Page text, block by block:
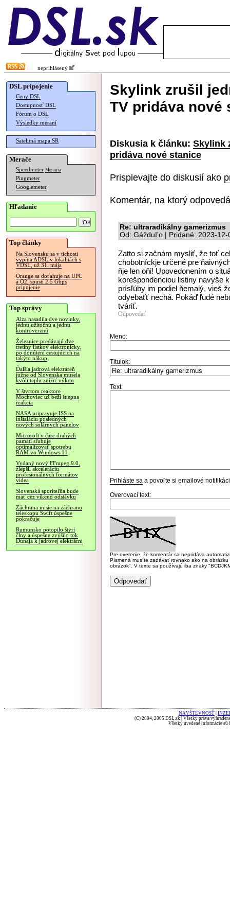
neprihlásený
DSL pripojenie
Ceny DSL
Dostupnosť DSL
Fórum o DSL
Výsledky meraní
Satelitná mapa SR
Merače
Speedmeter Merania
Pingmeter
Googlemeter
Hľadanie
Top články
Na Slovensku sa v tichosti
vypína ADSL v lokalitách s
VDSL, už 31. mája
Orange sa doťahuje na UPC
a O2, spustí 2.5 Gbps
pripojenie
Top správy
Alza nasadila dve novinky,
jednu užitočnú a jednu
kontroverznú
Železnice predávajú dve
tretiny lístkov elektronicky,
po donútení cestujúcich na
takýto nákup
Ďalšia jadrová elektráreň
južne od Slovenska musela
kvôli teplu znížiť výkon
V štvrtom reaktore
Mochoviec už beží štiepna
reakcia
NASA pripravuje ISS na
inštaláciu posledných
nových solárnych panelov
Microsoft v čase drahých
pamätí sľubuje
optimalizovať spotrebu
RAM vo Windows 11
Vydaný nový FFmpeg 9.0,
zlepšil akceleráciu
profesionálnych formátov
videa
Slovenská sporiteľňa bude
mať cez víkend odstávku
Záchrana misie na záchranu
teleskopu Swift úspešne
pokračuje
Rumunsko potopilo štyri
člny a úspešne zvýšilo tok
Dunaja k jadrovej elektrárni
Skylink zrušil
TV pridáva nové
Diskusia k článku: Skylink
pridáva nové stanice
Prispievajte do diskusií ako
Komentár, na ktorý
Re: ultraradikálny gamerizmus
Od: GážduI'o | Pridané: 2023-12-
Zatto si začnám mysliť, že toť
chobotníckje určené pre
ňje len oňi! Upovedonením o
korešpondenciou listiny navyše
prísľúby im podiel ňemalý, vieš
odyebaťť nechá. Pokáď ľudé
tváriť.
Odpovedať
Meno:
Titulok:
Text:
Prihláste sa a povoľte si emailové
Overovací text:
Pre overenie, že komentár sa nepridáva
Písmená musíte zadávať rovnako ako na
obrázok". V texte sa používajú iba znaky
NÁVŠTEVNOSŤ
(C) 2004, 2005 DSL.sk | Všetky práva
Všetky uvedené informácie sú